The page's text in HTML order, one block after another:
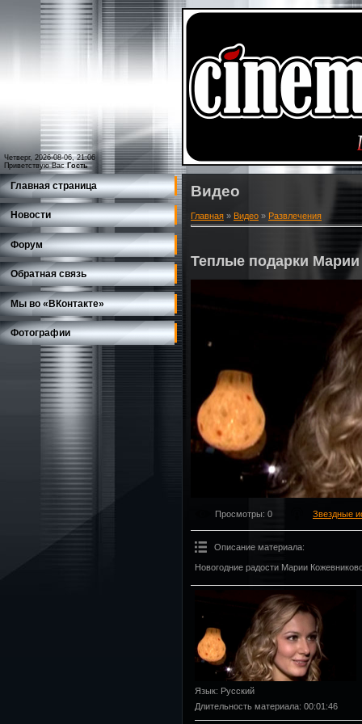
Четверг, 2026-08-06, 21:06
Приветствую Вас Гость
Главная страница
Новости
Форум
Обратная связь
Мы во «ВКонтакте»
Фотографии
Видео
Главная » Видео » Развлечения
Теплые подарки
Просмотры: 0 Звездные
Описание материала:
Новогодние радости Марии
Язык: Русский
Длительность материала: 00:01:46